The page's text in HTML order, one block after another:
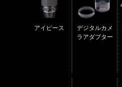
アイピース
デジタルカメ
ラアダプター